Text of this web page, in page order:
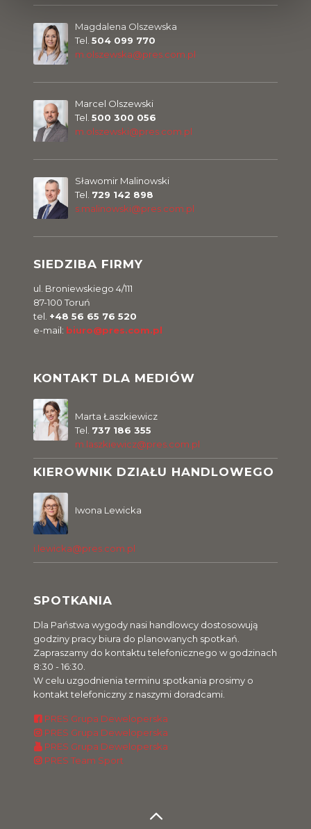
SIEDZIBA FIRMY
ul. Broniewskiego 4/111
87-100 Toruń
tel. +48 56 65 76 520
e-mail: biuro@pres.com.pl
KONTAKT DLA MEDIÓW
Marta Łaszkiewicz
Tel. 737 186 355
m.laszkiewicz@pres.com.pl
KIEROWNIK DZIAŁU HANDLOWEGO
Iwona Lewicka
i.lewicka@pres.com.pl
SPOTKANIA
Dla Państwa wygody nasi handlowcy dostosowują
godziny pracy biura do planowanych spotkań.
Zapraszamy do kontaktu telefonicznego w godzinach
8:30 - 16:30.
W celu uzgodnienia terminu spotkania prosimy o
kontakt telefoniczny z naszymi doradcami.
PRES Grupa Deweloperska
PRES Grupa Deweloperska
PRES Grupa Deweloperska
PRES Team Sport
Magdalena Olszewska
Tel. 504 099 770
m.olszewska@pres.com.pl
Marcel Olszewski
Tel. 500 300 056
m.olszewski@pres.com.pl
Sławomir Malinowski
Tel. 729 142 898
s.malinowski@pres.com.pl